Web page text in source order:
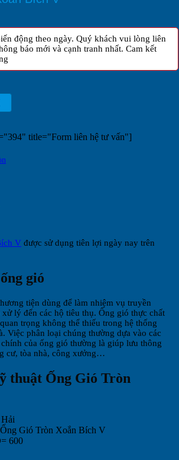
động theo ngày. Quý khách vui lòng liên
báo mới và cạnh tranh nhất. Cam kết
title="Form liên hệ tư vấn"]
V được sử dụng tiên lợi ngày nay trên
gió
tiện dùng để làm nhiệm vụ truyền
lý đến các hộ tiêu thụ. Ống gió thực chất
trọng không thể thiếu trong hệ thống
Việc phân loại chúng thường dựa vào các
của ống gió thường là giúp lưu thông
cư, tòa nhà, công xưởng…
thuật Ống Gió Tròn
Ống Gió Tròn Xoắn Bích V
600